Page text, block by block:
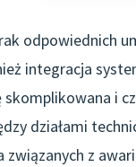
odpowiednich
integracja
i
działami
z